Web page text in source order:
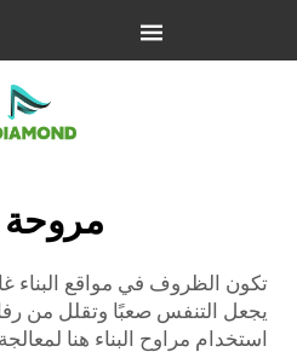
مروحة
تكون الظروف في مواقع البناء
يجعل التنفس صعبًا وتقلل من
استخدام مراوح البناء هنا